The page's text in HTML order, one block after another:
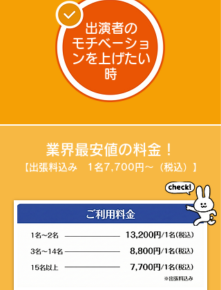
出演者の
モチベーショ
ンを上げたい
時
業界最安値の料金！​
【出張料込み 1名7,700円～（税込）】